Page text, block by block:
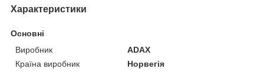
Характеристики
Основні
Виробник
ADAX
Країна виробник
Норвегія